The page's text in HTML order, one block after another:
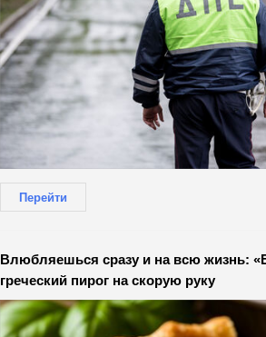
Перейти
Влюбляешься сразу и на всю жизнь:
греческий пирог на скорую руку